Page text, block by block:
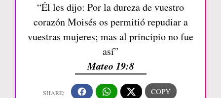
“Él les dijo: Por la dureza de vuestro
corazón Moisés os permitió repudiar a
vuestras mujeres; mas al principio no fue
así”
Mateo 19:8